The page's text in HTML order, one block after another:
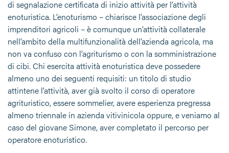
di segnalazione certificata di inizio attività per l’attività
enoturistica. L’enoturismo – chiarisce l’associazione degli
imprenditori agricoli – è comunque un’attività collaterale
nell’ambito della multifunzionalità dell’azienda agricola, ma
non va confuso con l’agriturismo o con la somministrazione
di cibi. Chi esercita attività enoturistica deve possedere
almeno uno dei seguenti requisiti: un titolo di studio
attintene l’attività, aver già svolto il corso di operatore
agrituristico, essere sommelier, avere esperienza pregressa
almeno triennale in azienda vitivinicola oppure, e veniamo al
caso del giovane Simone, aver completato il percorso per
operatore enoturistico.